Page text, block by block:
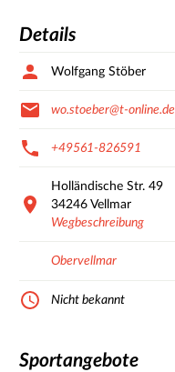
Details
Wolfgang Stöber
wo.stoeber@t-online.de
+49561-826591
Holländische Str. 49
34246 Vellmar
Wegbeschreibung
Obervellmar
Nicht bekannt
Sportangebote